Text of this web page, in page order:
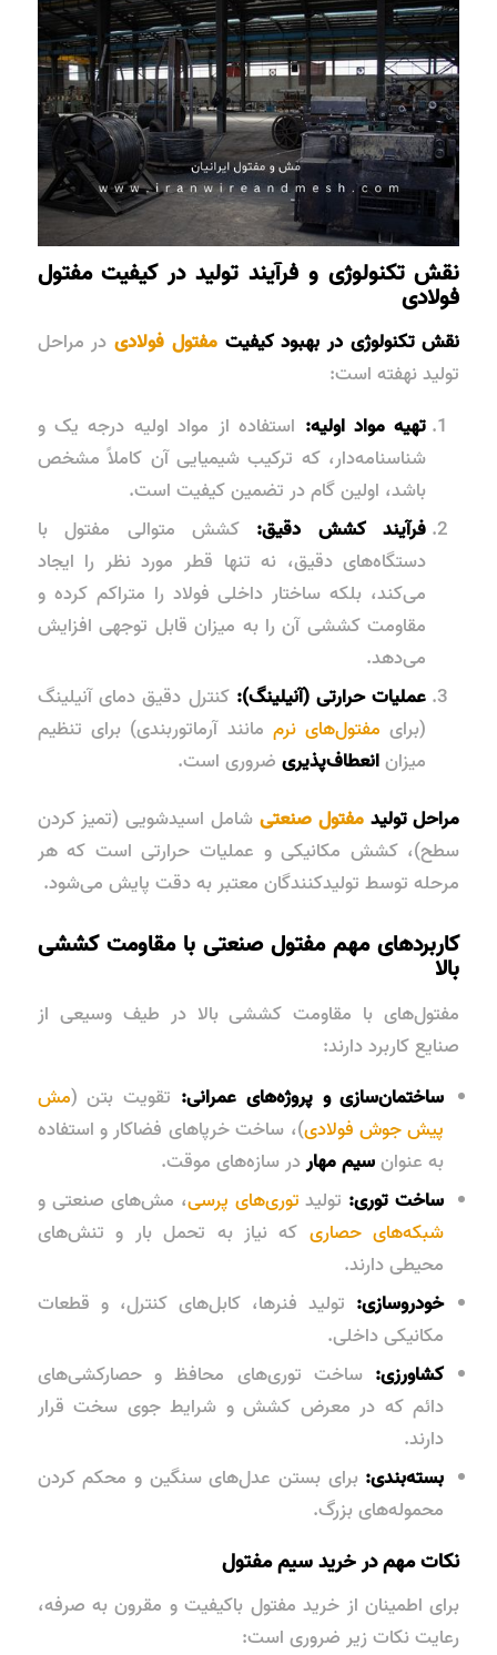
نقش تکنولوژی و فرآیند تولید در کیفیت مفتول
فولادی
نقش تکنولوژی در بهبود کیفیتمفتول فولادیدر مراحل
تولید نهفته است:
تهیه مواد اولیه: استفاده از مواد اولیه درجه یک و
شناسنامه‌دار، که ترکیب شیمیایی آن کاملاً مشخص
باشد، اولین گام در تضمین کیفیت است.
فرآیند کشش دقیق: کشش متوالی مفتول با
دستگاه‌های دقیق، نه تنها قطر مورد نظر را ایجاد
می‌کند، بلکه ساختار داخلی فولاد را متراکم کرده و
مقاومت کششی آن را به میزان قابل توجهی افزایش
می‌دهد.
عملیات حرارتی (آنیلینگ): کنترل دقیق دمای آنیلینگ
(برای مفتول‌های نرم مانند آرماتوربندی) برای تنظیم
میزانانعطاف‌پذیریضروری است.
مراحل تولیدمفتول صنعتی شامل اسیدشویی (تمیز کردن
سطح)، کشش مکانیکی و عملیات حرارتی است که هر
مرحله توسط تولیدکنندگان معتبر به دقت پایش می‌شود.
کاربردهای مهم مفتول صنعتی با مقاومت کششی
بالا
مفتول‌های با مقاومت کششی بالا در طیف وسیعی از
صنایع کاربرد دارند:
ساختمان‌سازی و پروژه‌های عمرانی: تقویت بتن (مش
پیش جوش فولادی)، ساخت خرپاهای فضاکار و استفاده
به عنوانسیم مهاردر سازه‌های موقت.
ساخت توری: تولید توری‌های پرسی، مش‌های صنعتی و
شبکه‌های حصاری که نیاز به تحمل بار و تنش‌های
محیطی دارند.
خودروسازی: تولید فنرها، کابل‌های کنترل، و قطعات
مکانیکی داخلی.
کشاورزی: ساخت توری‌های محافظ و حصارکشی‌های
دائم که در معرض کشش و شرایط جوی سخت قرار
دارند.
بسته‌بندی: برای بستن عدل‌های سنگین و محکم کردن
محموله‌های بزرگ.
نکات مهم در خرید سیم مفتول
برای اطمینان از خرید مفتول باکیفیت و مقرون به صرفه،
رعایت نکات زیر ضروری است: